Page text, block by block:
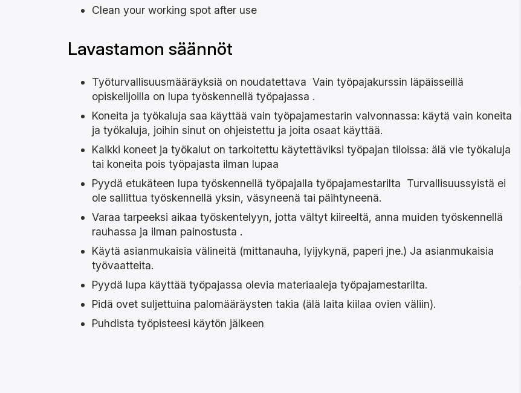
Clean your working spot after use
Lavastamon säännöt
Työturvallisuusmääräyksiä on noudatettava Vain työpajakurssin läpäisseillä
opiskelijoilla on lupa työskennellä työpajassa .
Koneita ja työkaluja saa käyttää vain työpajamestarin valvonnassa: käytä vain koneita
ja työkaluja, joihin sinut on ohjeistettu ja joita osaat käyttää.
Kaikki koneet ja työkalut on tarkoitettu käytettäviksi työpajan tiloissa: älä vie työkaluja
tai koneita pois työpajasta ilman lupaa
Pyydä etukäteen lupa työskennellä työpajalla työpajamestarilta Turvallisuussyistä ei
ole sallittua työskennellä yksin, väsyneenä tai päihtyneenä.
Varaa tarpeeksi aikaa työskentelyyn, jotta vältyt kiireeltä, anna muiden työskennellä
rauhassa ja ilman painostusta .
Käytä asianmukaisia ​​välineitä (mittanauha, lyijykynä, paperi jne.) Ja asianmukaisia ​​
työvaatteita.
Pyydä lupa käyttää työpajassa olevia materiaaleja työpajamestarilta.
Pidä ovet suljettuina palomääräysten takia (älä laita kiilaa ovien väliin).
Puhdista työpisteesi käytön jälkeen